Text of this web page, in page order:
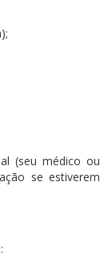
(seu médico ou
se estiverem